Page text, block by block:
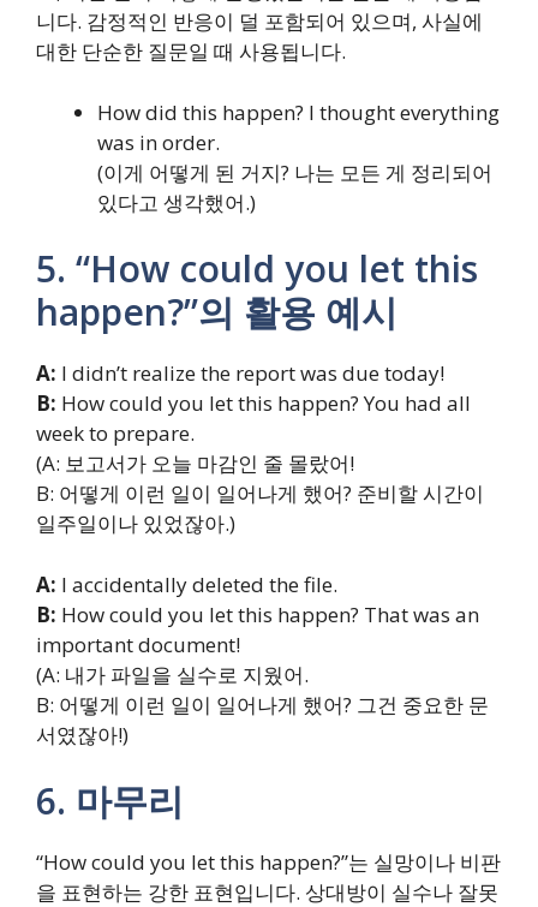
니다. 감정적인 반응이 덜 포함되어 있으며, 사실에
대한 단순한 질문일 때 사용됩니다.
How did this happen? I thought everything
was in order.
(이게 어떻게 된 거지? 나는 모든 게 정리되어
있다고 생각했어.)
5. “How could you let this
happen?”의 활용 예시
A: I didn’t realize the report was due today!
B: How could you let this happen? You had all
week to prepare.
(A: 보고서가 오늘 마감인 줄 몰랐어!
B: 어떻게 이런 일이 일어나게 했어? 준비할 시간이
일주일이나 있었잖아.)
A: I accidentally deleted the file.
B: How could you let this happen? That was an
important document!
(A: 내가 파일을 실수로 지웠어.
B: 어떻게 이런 일이 일어나게 했어? 그건 중요한 문
서였잖아!)
6. 마무리
“How could you let this happen?”는 실망이나 비판
을 표현하는 강한 표현입니다. 상대방이 실수나 잘못